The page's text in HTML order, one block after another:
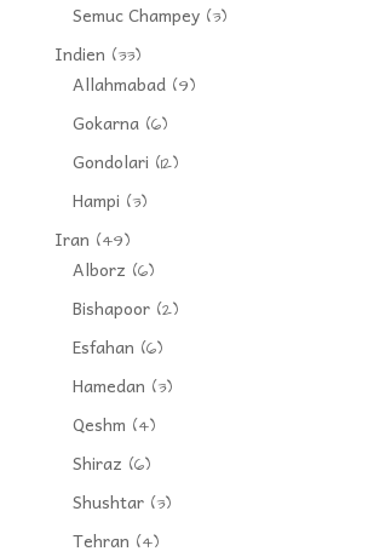
Semuc Champey(3)
Indien (33)
Allahmabad(9)
Gokarna(6)
Gondolari (12)
Hampi (3)
Iran (49)
Alborz (6)
Bishapoor(2)
Esfahan (6)
Hamedan (3)
Qeshm (4)
Shiraz (6)
Shushtar(3)
Tehran (4)